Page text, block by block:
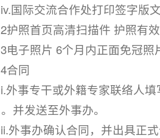
iv.国际交流合作处打印签字版
2护照首页高清扫描件 护照有
3电子照片 6个月内正面免冠照
4合同
i.外事专干或外籍专家联络人
并发送至外事办。
ii.外事办确认合同，并出具正式